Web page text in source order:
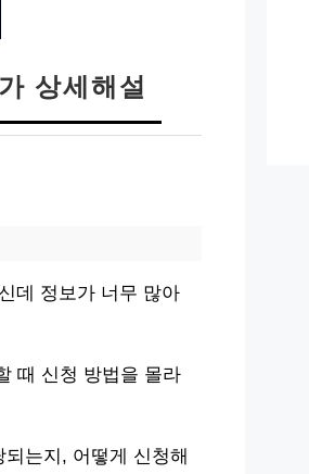
상세해설
데 정보가 너무 많아
때 신청 방법을 몰라
는지, 어떻게 신청해